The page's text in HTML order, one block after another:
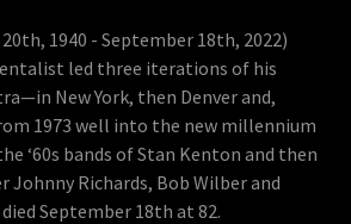
1940 - September 18th, 2022)
led three iterations of his
New York, then Denver and,
1973 well into the new millennium
‘60s bands of Stan Kenton and then
Johnny Richards, Bob Wilber and
September 18th at 82.